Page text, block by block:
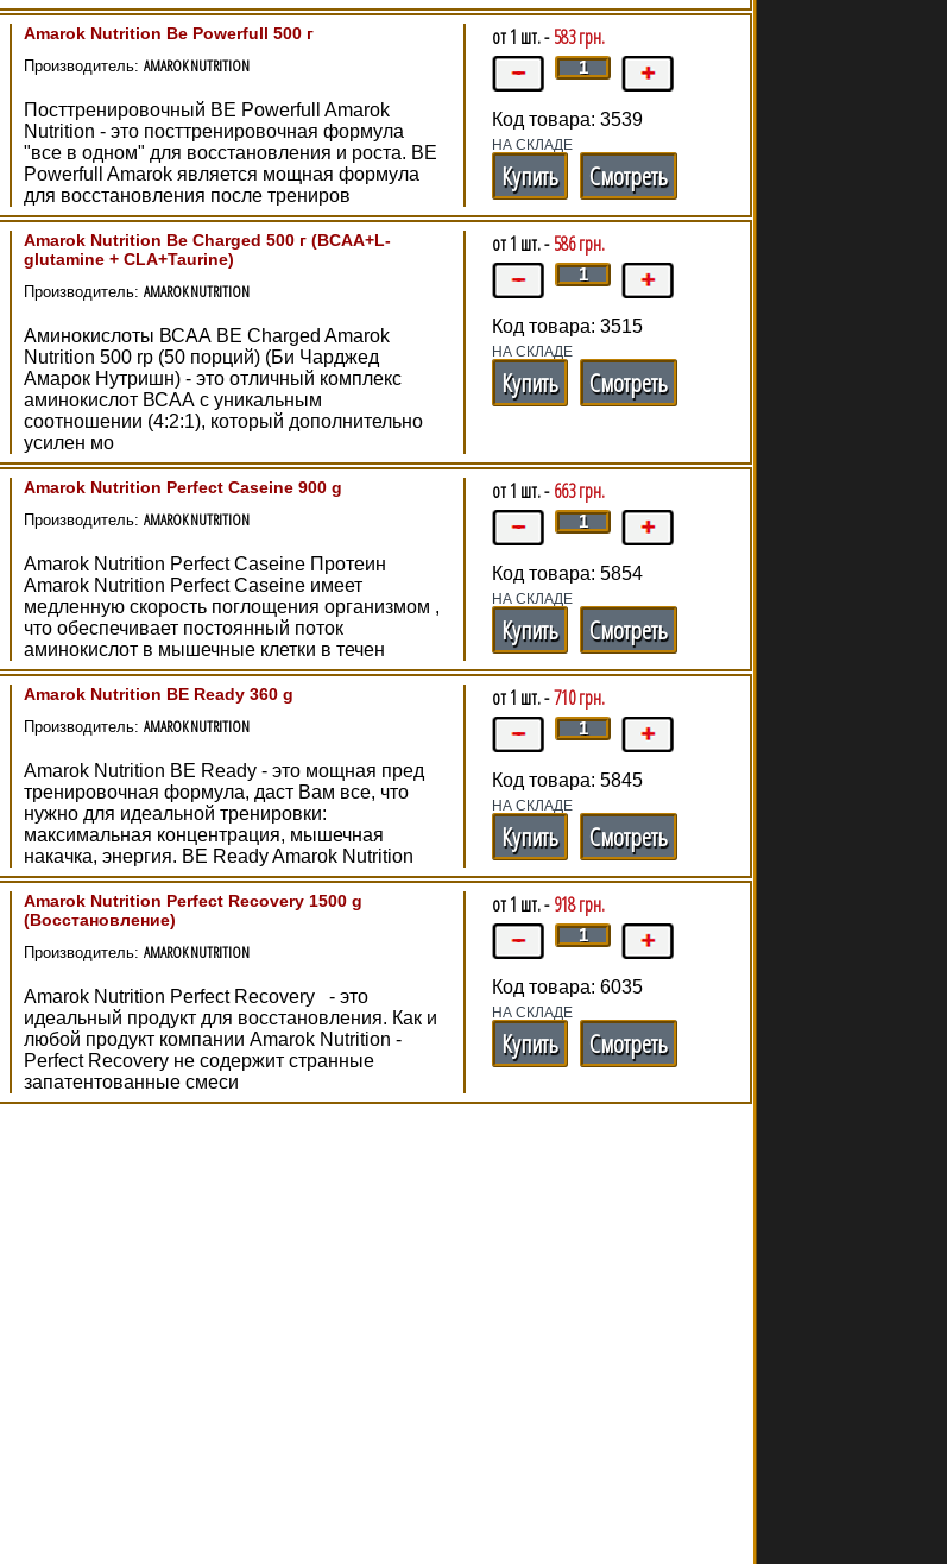
Amarok Nutrition Be Powerfull 500 г
Производитель: AMAROK NUTRITION
Посттренировочный BE Powerfull Amarok
Nutrition - это посттренировочная формула
"все в одном" для восстановления и роста. BE
Powerfull Amarok является мощная формула
для восстановления после трениров
от 1 шт. - 583 грн.
Код товара: 3539
НА СКЛАДЕ
Купить Смотреть
Amarok Nutrition Be Charged 500 г (BCAA+L-
glutamine + CLA+Taurine)
Производитель: AMAROK NUTRITION
Аминокислоты ВСАА BE Charged Amarok
Nutrition 500 rp (50 порций) (Би Чарджед
Амарок Нутришн) - это отличный комплекс
аминокислот ВСАА с уникальным
соотношении (4:2:1), который дополнительно
усилен мо
от 1 шт. - 586 грн.
Код товара: 3515
НА СКЛАДЕ
Купить Смотреть
Amarok Nutrition Perfect Caseine 900 g
Производитель: AMAROK NUTRITION
Amarok Nutrition Perfect Caseine Протеин
Amarok Nutrition Perfect Caseine имеет
медленную скорость поглощения организмом ,
что обеспечивает постоянный поток
аминокислот в мышечные клетки в течен
от 1 шт. - 663 грн.
Код товара: 5854
НА СКЛАДЕ
Купить Смотреть
Amarok Nutrition BE Ready 360 g
Производитель: AMAROK NUTRITION
Amarok Nutrition BE Ready - это мощная пред
тренировочная формула, даст Вам все, что
нужно для идеальной тренировки:
максимальная концентрация, мышечная
накачка, энергия. BE Ready Amarok Nutrition
от 1 шт. -710 грн.
Код товара: 5845
НА СКЛАДЕ
Купить Смотреть
Amarok Nutrition Perfect Recovery 1500 g
(Восстановление)
Производитель: AMAROK NUTRITION
Amarok Nutrition Perfect Recovery - это
идеальный продукт для восстановления. Как и
любой продукт компании Amarok Nutrition -
Perfect Recovery не содержит странные
запатентованные смеси
от 1 шт. - 918 грн.
Код товара: 6035
НА СКЛАДЕ
Купить Смотреть